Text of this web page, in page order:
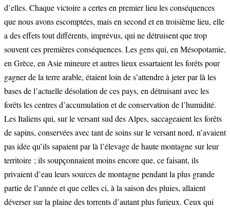
d’elles. Chaque victoire a certes en premier lieu les conséquences
que nous avons escomptées, mais en second et en troisième lieu, elle
a des effets tout différents, imprévus, qui ne détruisent que trop
souvent ces premières conséquences. Les gens qui, en Mésopotamie,
en Grèce, en Asie mineure et autres lieux essartaient les forêts pour
gagner de la terre arable, étaient loin de s’attendre à jeter par là les
bases de l’actuelle désolation de ces pays, en détruisant avec les
forêts les centres d’accumulation et de conservation de l’humidité.
Les Italiens qui, sur le versant sud des Alpes, saccageaient les forêts
de sapins, conservées avec tant de soins sur le versant nord, n’avaient
pas idée qu’ils sapaient par là l’élevage de haute montagne sur leur
territoire ; ils soupçonnaient moins encore que, ce faisant, ils
privaient d’eau leurs sources de montagne pendant la plus grande
partie de l’année et que celles ci, à la saison des pluies, allaient
déverser sur la plaine des torrents d’autant plus furieux. Ceux qui